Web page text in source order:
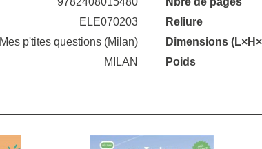
ELE070203
Mes p'tites questions (Milan)
MILAN
Reliure
Dimensions
Poids